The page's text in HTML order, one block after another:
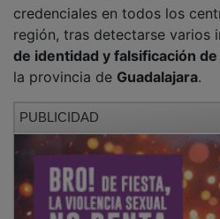
región, tras detectarse varios
de identidad y falsificación
la provincia deGuadalajara .